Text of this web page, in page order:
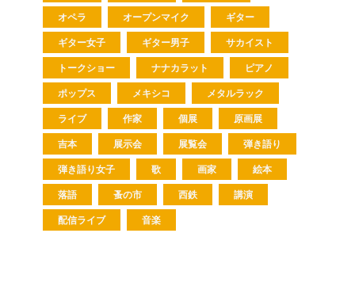
オペラ
オープンマイク
ギター
ギター女子
ギター男子
サカイスト
トークショー
ナナカラット
ピアノ
ポップス
メキシコ
メタルラック
ライブ
作家 個展
原画展
吉本
展示会 展覧会
弾き語り
弾き語り女子
歌 画家
絵本
落語
蚤の市 西鉄
講演
配信ライブ
音楽